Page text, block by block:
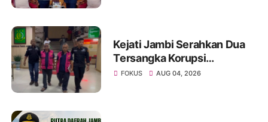
Kejati Jambi Serahkan Dua
Tersangka Korupsi
Pengadaan Tanah Akses
FOKUS AUG 04, 2026